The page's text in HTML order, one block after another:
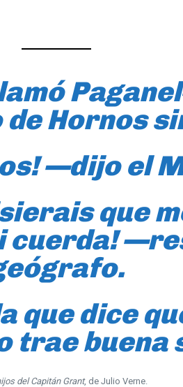
de Hornos
—dijo el
que
cuerda!
que dice
trae buena
del Capitán Grant, de Julio Verne.